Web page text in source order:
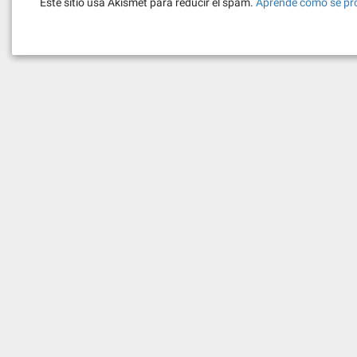
Este sitio usa Akismet para reducir el spam. Aprende cómo se